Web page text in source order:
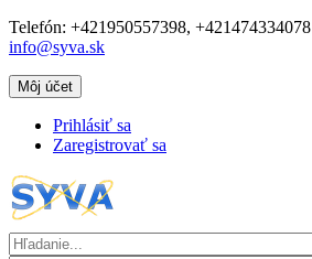
Telefón: +421950557398, +421474334078
info@syva.sk
Môj účet
Prihlásiť sa
Zaregistrovať sa